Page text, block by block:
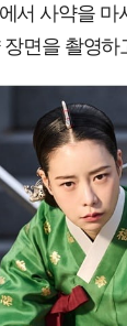
서 사약을
면을 촬영